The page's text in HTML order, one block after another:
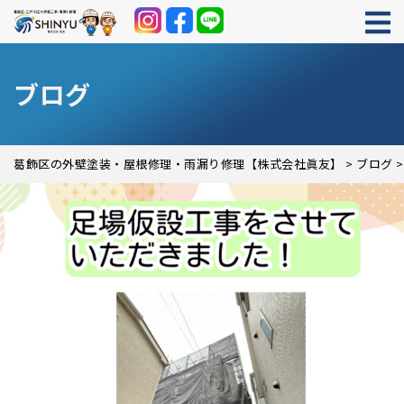
ブログ
葛飾区の外壁塗装・屋根修理・雨漏り修理【株式会社眞友】 > ブログ